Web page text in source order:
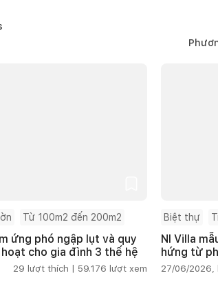
Từ 100m2 đến 200m2
ứng phó ngập lụt và quy
cho gia đình 3 thế hệ
29 lượt thích | 59.176 lượt xem
Biệt thự
NI Villa
hứng từ
27/06/2026,